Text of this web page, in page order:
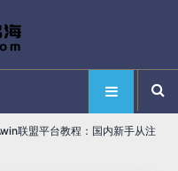
联盟平台教程：国内新手从注